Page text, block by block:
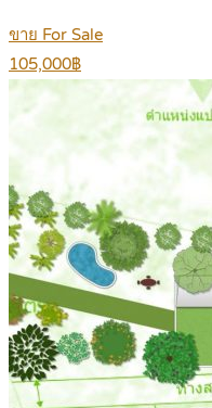
ขาย For Sale
105,000฿